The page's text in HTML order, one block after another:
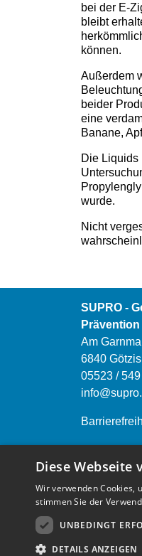
bei der E-
bleibt
können.
Außerdem
beider
eine
Banane,
Die Liquids
wurde.
Nicht
SUPRO -
Prävention
Am
6840 Götzis
05523 /
Montag bis
Montag bis
Diese Webseite
Wir verwenden Cookies,
stimmen Sie der
UNBEDINGT
DETAILS ANZEIGEN